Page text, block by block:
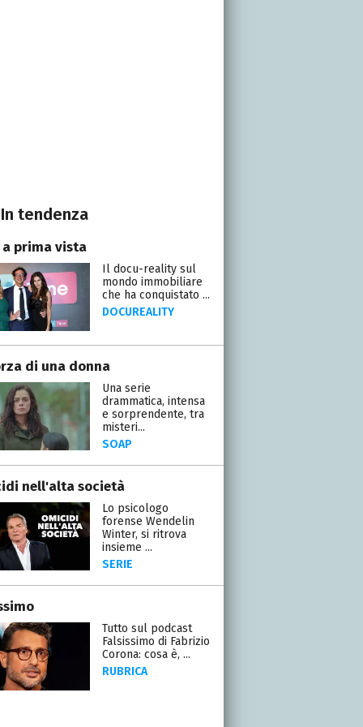
In tendenza
a prima vista
Il docu-reality sul
mondo immobiliare
che ha conquistato ...
DOCUREALITY
di una donna
Una serie
drammatica, intensa
e sorprendente, tra
misteri...
SOAP
nell'alta società
Lo psicologo
forense Wendelin
Winter, si ritrova
insieme ...
SERIE
Tutto sul podcast
Falsissimo di Fabrizio
Corona: cosa è, ...
RUBRICA